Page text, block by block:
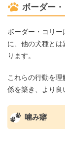
ボーダー
ボーダー・コリー
に、他の犬種と
ります。
これらの行動を
係を築き、より良
噛み癖